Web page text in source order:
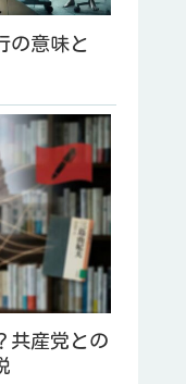
の意味と
共産党との